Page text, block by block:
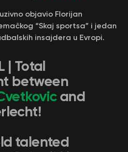
objavio Florijan
“Skaj sportsa” i jedan
insajdera u Evropi.
| Total
between
and
talented